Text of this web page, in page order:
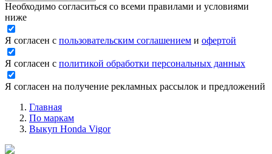
Необходимо согласиться со всеми правилами и условиями
ниже
Я согласен с пользовательским соглашением и офертой
Я согласен с политикой обработки персональных данных
Я согласен на получение рекламных рассылок и предложений
Главная
По маркам
Выкуп Honda Vigor